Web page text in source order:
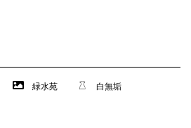
緑水苑 白無垢